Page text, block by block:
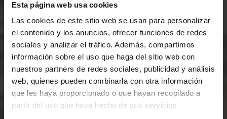
Esta página web usa cookies
Las cookies de este sitio web se usan para personalizar
el contenido y los anuncios, ofrecer funciones de redes
sociales y analizar el tráfico. Además, compartimos
información sobre el uso que haga del sitio web con
nuestros partners de redes sociales, publicidad y análisis
web, quienes pueden combinarla con otra información
que les haya proporcionado o que hayan recopilado a
partir del uso que haya hecho de sus servicios.
Nº de horas: 20 horas
Certificación:TPC Metal
Modalidad:Presencial